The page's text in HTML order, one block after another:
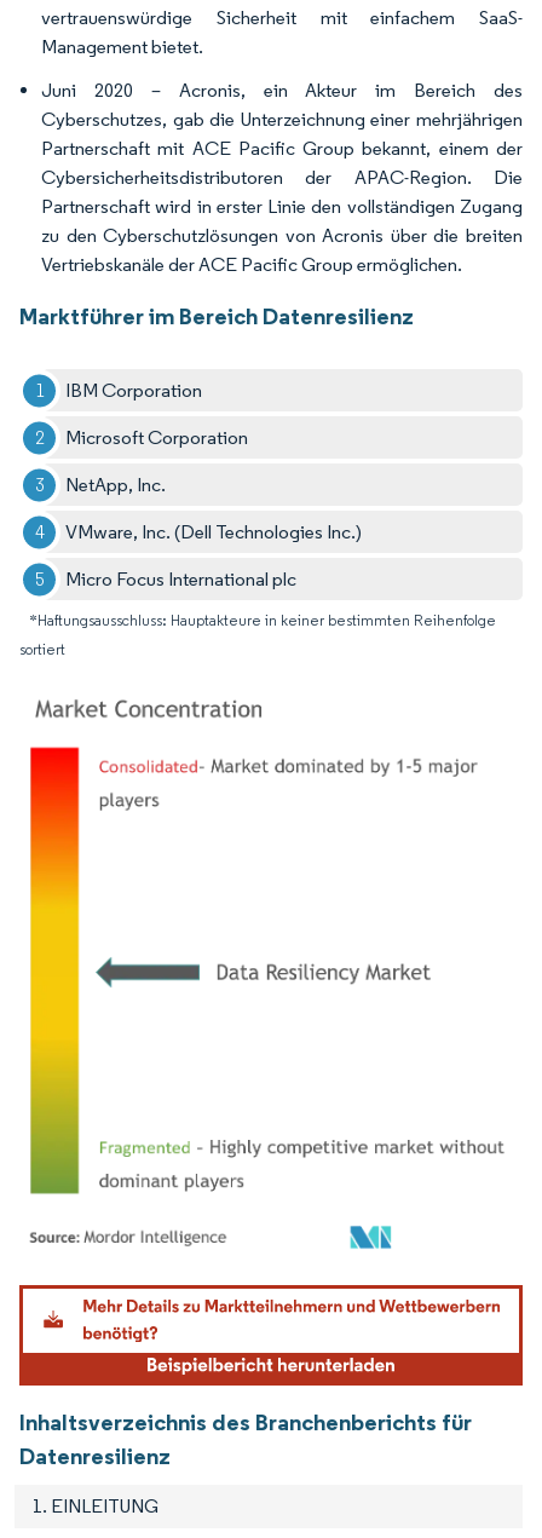
vertrauenswürdige Sicherheit mit einfachem SaaS-
Management bietet.
Juni 2020 – Acronis, ein Akteur im Bereich des
Cyberschutzes, gab die Unterzeichnung einer mehrjährigen
Partnerschaft mit ACE Pacific Group bekannt, einem der
Cybersicherheitsdistributoren der APAC-Region. Die
Partnerschaft wird in erster Linie den vollständigen Zugang
zu den Cyberschutzlösungen von Acronis über die breiten
Vertriebskanäle der ACE Pacific Group ermöglichen.
Marktführer im Bereich Datenresilienz
IBM Corporation
Microsoft Corporation
NetApp, Inc.
VMware, Inc. (Dell Technologies Inc.)
Micro Focus International plc
*Haftungsausschluss: Hauptakteure in keiner bestimmten Reihenfolge
sortiert
Bild © Mordor Intelligence. Wiederverwendung erfordert Namensnennung gemäß
Inhaltsverzeichnis des Branchenberichts für
Datenresilienz
1. EINLEITUNG